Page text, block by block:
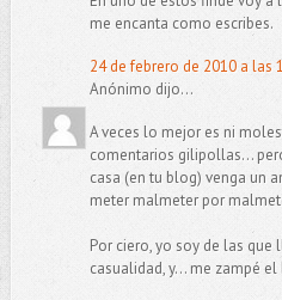
me encanta como escribes.
24 de febrero de 2010 a las
Anónimo dijo...
A veces lo mejor es ni
comentarios gilipollas...
casa (en tu blog) venga un
meter malmeter por
Por ciero, yo soy de las que
casualidad, y... me zampé